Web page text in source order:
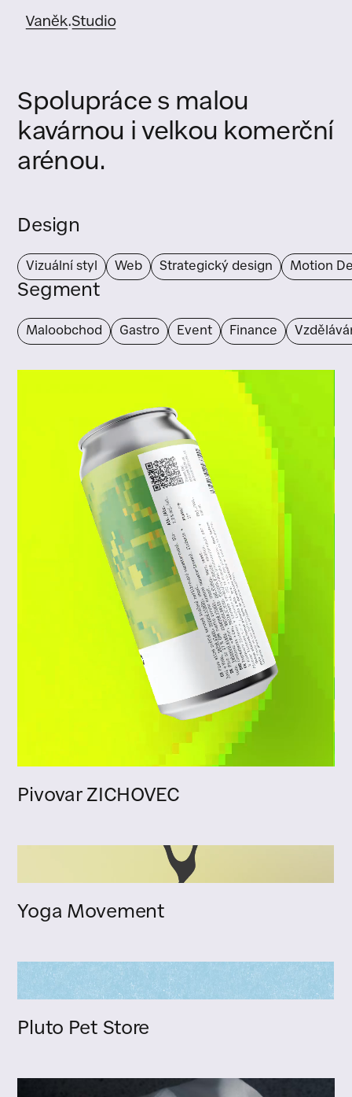
Spolupráce s malou
kavárnou i velkou komerční
arénou.
Design
Vizuální styl Web Strategický design Motion
Segment
Maloobchod Gastro Event Finance
Pivovar ZICHOVEC
Yoga Movement
Pluto Pet Store